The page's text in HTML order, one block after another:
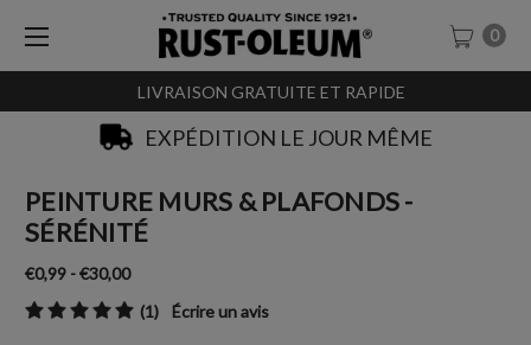
LIVRAISON GRATUITE ET RAPIDE
0
EXPÉDITION LE JOUR MÊME
PEINTURE MURS & PLAFONDS -
SÉRÉNITÉ
€0,99 - €30,00
(1)
Écrire un avis